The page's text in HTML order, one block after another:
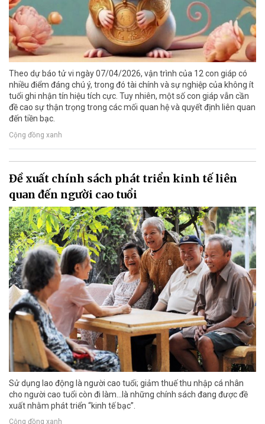
Theo dự báo tử vi ngày 07/04/2026, vận trình của 12 con giáp có
nhiều điểm đáng chú ý, trong đó tài chính và sự nghiệp của không ít
tuổi ghi nhận tín hiệu tích cực. Tuy nhiên, một số con giáp vẫn cần
đề cao sự thận trọng trong các mối quan hệ và quyết định liên quan
đến tiền bạc.
Cộng đồng xanh
Đề xuất chính sách phát triển kinh tế liên
quan đến người cao tuổi
Sử dụng lao động là người cao tuổi; giảm thuế thu nhập cá nhân
cho người cao tuổi còn đi làm…là những chính sách đang được đề
xuất nhằm phát triển “kinh tế bạc”.
Cộng đồng xanh